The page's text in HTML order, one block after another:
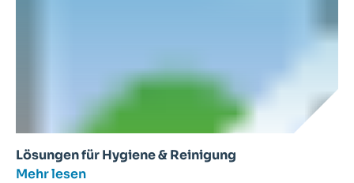
Lösungen für Hygiene & Reinigung
Mehr lesen